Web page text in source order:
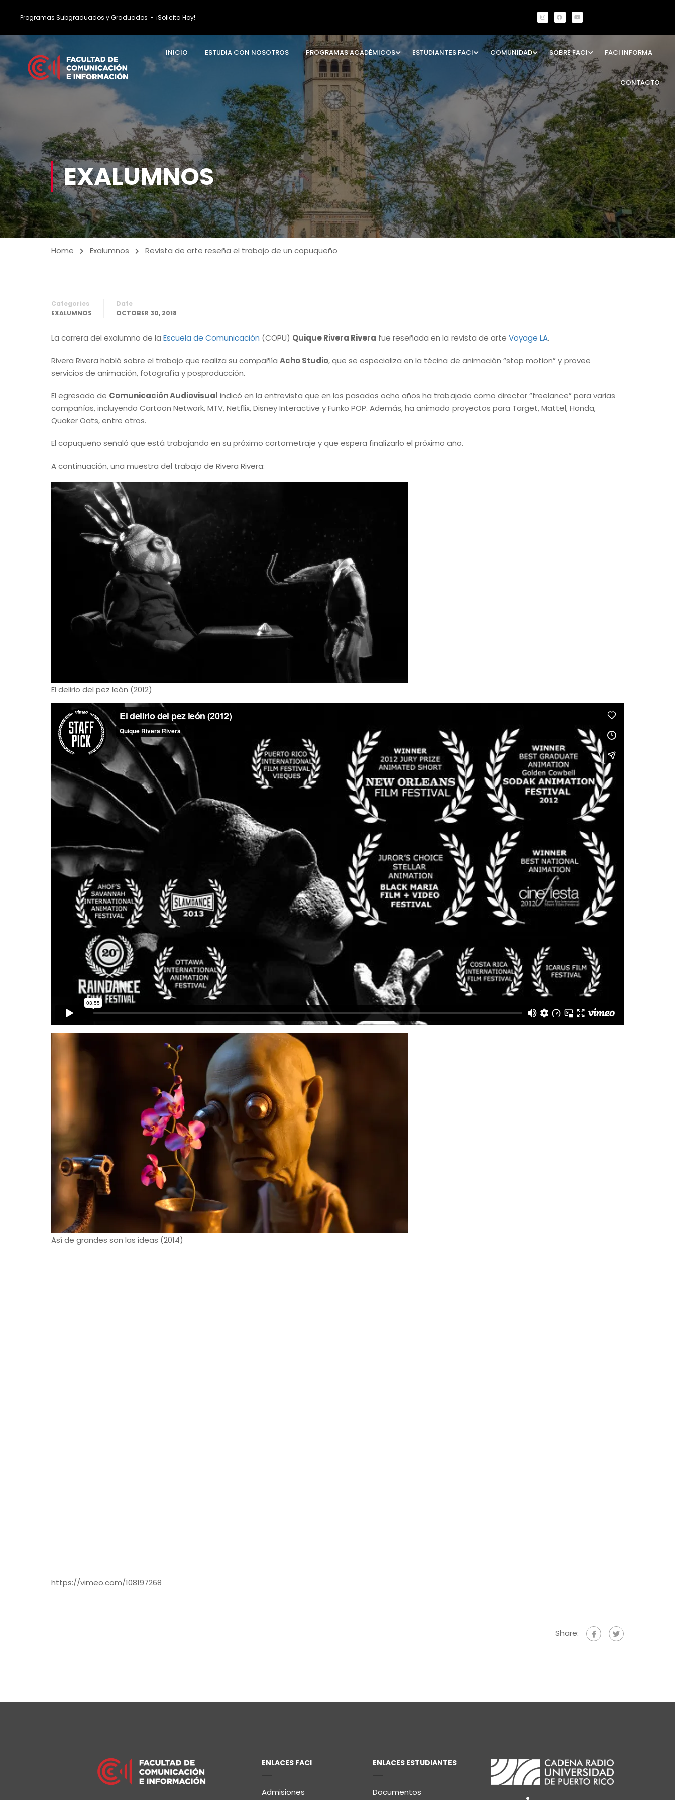
Programas Subgraduados y Graduados • ¡Solicita Hoy!
INICIO ESTUDIA CON NOSOTROS PROGRAMAS ACADÉMICOS ESTUDIANTES FACI COMUNIDAD SOBRE FACI FACI INFORMA
CONTACTO
EXALUMNOS
Home Exalumnos Revista de arte reseña el trabajo de un copuqueño
Categories
EXALUMNOS
Date
OCTOBER 30, 2018
La carrera del exalumno de la Escuela de Comunicación (COPU) Quique Rivera Rivera fue reseñada en la revista de arte Voyage LA.
Rivera Rivera habló sobre el trabajo que realiza su compañía Acho Studio, que se especializa en la técina de animación “stop motion” y provee
servicios de animación, fotografía y posproducción.
El egresado de Comunicación Audiovisual indicó en la entrevista que en los pasados ocho años ha trabajado como director “freelance” para varias
compañías, incluyendo Cartoon Network, MTV, Netflix, Disney Interactive y Funko POP. Además, ha animado proyectos para Target, Mattel, Honda,
Quaker Oats, entre otros.
El copuqueño señaló que está trabajando en su próximo cortometraje y que espera finalizarlo el próximo año.
A continuación, una muestra del trabajo de Rivera Rivera:
El delirio del pez león (2012)
Así de grandes son las ideas (2014)
https://vimeo.com/108197268
Share:
ENLACES FACI
Admisiones
ENLACES ESTUDIANTES
Documentos